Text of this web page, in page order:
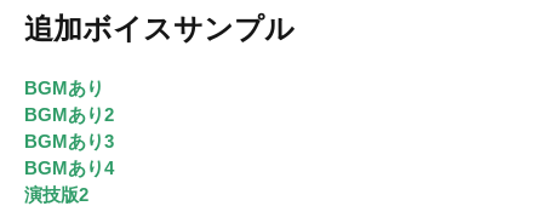
追加ボイスサンプル
BGMあり
BGMあり2
BGMあり3
BGMあり4
演技版2